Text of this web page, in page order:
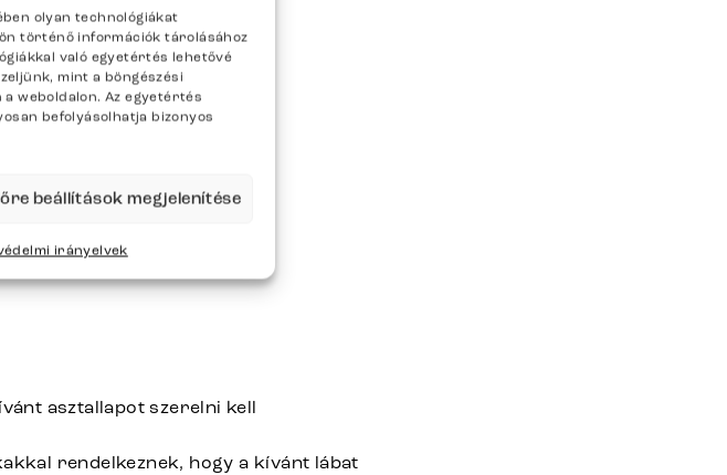
olyan technológiákat
történő információk tárolásához
való egyetértés lehetővé
mint a böngészési
a weboldalon. Az egyetértés
befolyásolhatja bizonyos
beállítások megjelenítése
irányelvek
asztallapot szerelni kell
rendelkeznek, hogy a kívánt lábat